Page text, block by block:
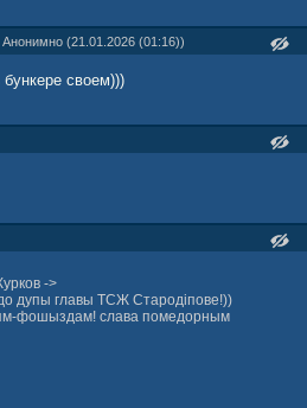
Анонимно (21.01.2026 (01:16))
бункере своем)))
->
дупы главы ТСЖ Стародiпове!))
фошыздам! слава помедорным